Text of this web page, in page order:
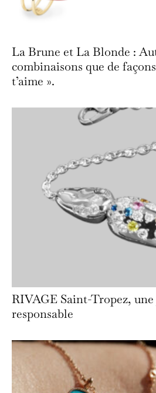
La Brune et La Blonde :
combinaisons que de
t’aime ».
RIVAGE Saint-Tropez,
responsable